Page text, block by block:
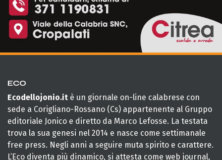
ECO
Ecodellojonio.it è un giornale on-line calabrese con
sede a Corigliano-Rossano (Cs) appartenente al Gruppo
editoriale Jonico e diretto da Marco Lefosse. La testata
trova la sua genesi nel 2014 e nasce come settimanale
free press. Negli anni a seguire muta spirito e carattere.
L’Eco diventa più dinamico, si attesta come web journal,